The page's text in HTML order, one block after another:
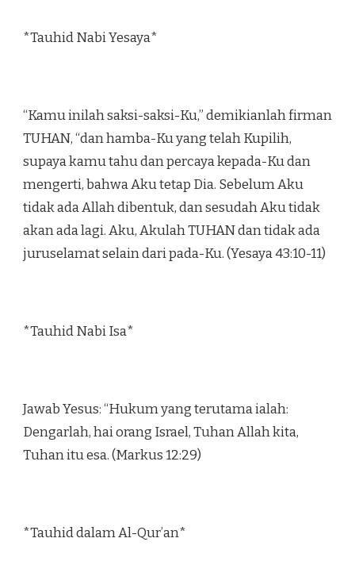
*Tauhid Nabi Yesaya*
“Kamu inilah saksi-saksi-Ku,” demikianlah firman
TUHAN, “dan hamba-Ku yang telah Kupilih,
supaya kamu tahu dan percaya kepada-Ku dan
mengerti, bahwa Aku tetap Dia. Sebelum Aku
tidak ada Allah dibentuk, dan sesudah Aku tidak
akan ada lagi. Aku, Akulah TUHAN dan tidak ada
juruselamat selain dari pada-Ku. (Yesaya 43:10-11)
*Tauhid Nabi Isa*
Jawab Yesus: “Hukum yang terutama ialah:
Dengarlah, hai orang Israel, Tuhan Allah kita,
Tuhan itu esa. (Markus 12:29)
*Tauhid dalam Al-Qur’an*